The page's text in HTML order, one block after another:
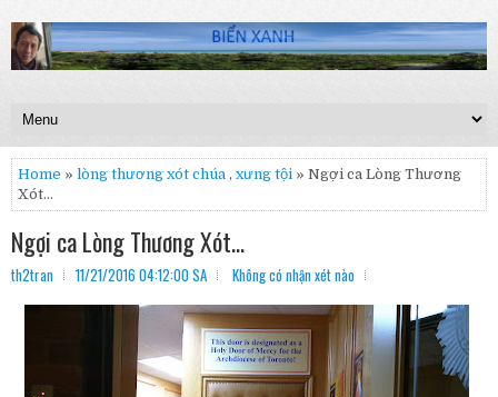
Home » lòng thương xót chúa , xưng tội » Ngợi ca Lòng Thương
Xót...
Ngợi ca Lòng Thương Xót...
th2tran 11/21/2016 04:12:00 SA Không có nhận xét nào